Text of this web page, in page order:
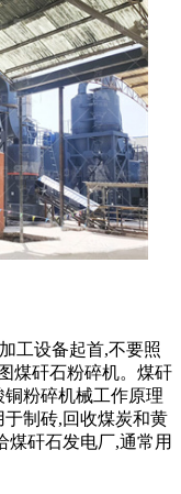
工设备起首,不要照
煤矸石粉碎机。煤矸
粉碎机械工作原理
制砖,回收煤炭和黄
煤矸石发电厂,通常用